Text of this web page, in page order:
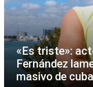
«Es triste»:
Fernández
masivo de